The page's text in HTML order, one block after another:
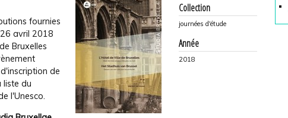
fournies
avril 2018
Bruxelles
de
liste du
l'Unesco.
Collection
journées d'étude
Année
2018